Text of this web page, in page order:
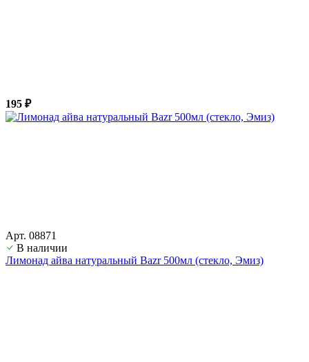
195 ₽
Арт. 08871
В наличии
Лимонад айва натуральный Bazr 500мл (стекло, Эмиз)